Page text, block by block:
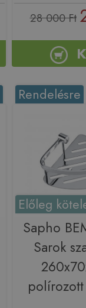
28 000 Ft
Rendelésre
Előleg
Sapho
Sarok